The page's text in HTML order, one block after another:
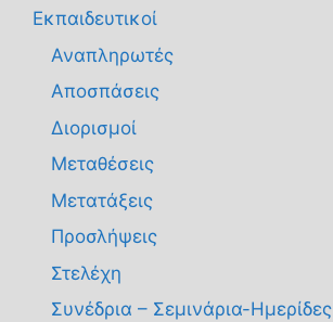
Εκπαιδευτικοί
Αναπληρωτές
Αποσπάσεις
Διορισμοί
Μεταθέσεις
Μετατάξεις
Προσλήψεις
Στελέχη
Συνέδρια – Σεμινάρια-Ημερίδες